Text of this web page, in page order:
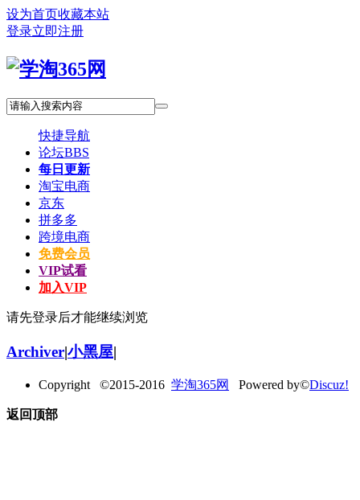
设为首页收藏本站
登录立即注册
快捷导航
论坛BBS
每日更新
淘宝电商
京东
拼多多
跨境电商
免费会员
VIP试看
加入VIP
请先登录后才能继续浏览
Archiver|小黑屋|
Copyright ©2015-2016 学淘365网 Powered by©Discuz!
返回顶部